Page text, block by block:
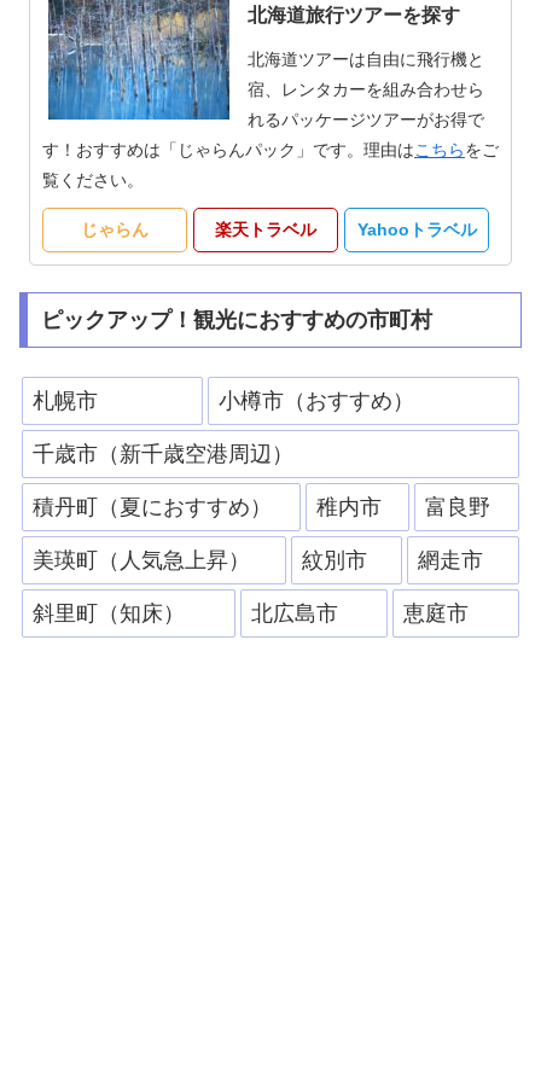
北海道旅行ツアーを探す
北海道ツアーは自由に飛行機と
宿、レンタカーを組み合わせら
れるパッケージツアーがお得で
す！おすすめは「じゃらんパック」です。理由はこちらをご
覧ください。
じゃらん 楽天トラベル Yahooトラベル
ピックアップ！観光におすすめの市町村
札幌市 小樽市（おすすめ）
千歳市（新千歳空港周辺）
積丹町（夏におすすめ） 稚内市 富良野
美瑛町（人気急上昇） 紋別市 網走市
斜里町（知床） 北広島市 恵庭市